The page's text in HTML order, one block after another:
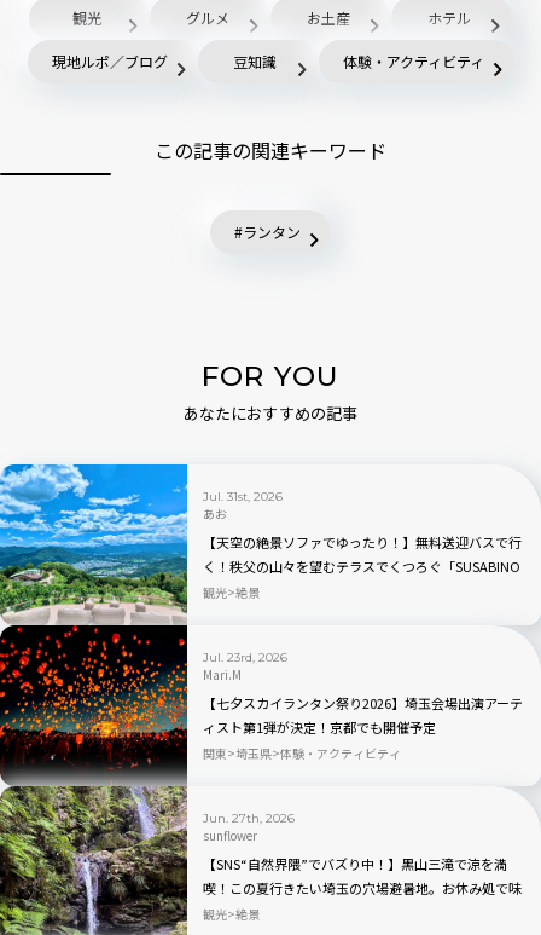
観光 グルメ お土産 ホテル
現地ルポ／ブログ 豆知識 体験・アクティビティ
この記事の関連キーワード
ランタン
FOR YOU
あなたにおすすめの記事
Jul. 31st, 2026
あお
【天空の絶景ソファでゆったり！】無料送迎バスで行
く！秩父の山々を望むテラスでくつろぐ「SUSABINO
TERRACE」を現地レビュー｜埼玉県
観光 絶景
Jul. 23rd, 2026
Mari.M
【七夕スカイランタン祭り2026】埼玉会場出演アーテ
ィスト第1弾が決定！京都でも開催予定
関東 埼玉県 体験・アクティビティ
Jun. 27th, 2026
sunflower
【SNS“自然界隈”でバズり中！】黒山三滝で涼を満
喫！この夏行きたい埼玉の穴場避暑地。お休み処で味
わう癒やしのひととき｜埼玉県越生町
観光 絶景